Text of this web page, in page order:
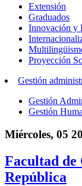
Extensión
Graduados
Innovación y
Proyección
Gestión
Gestión
Gestión
Miércoles, 05
Facultad de
República